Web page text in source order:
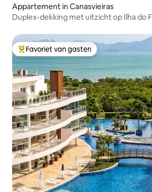
Appartement in Canasvieiras
Duplex-dekking met uitzicht op Ilha do
Topfavoriet van gasten
Favoriet van gasten